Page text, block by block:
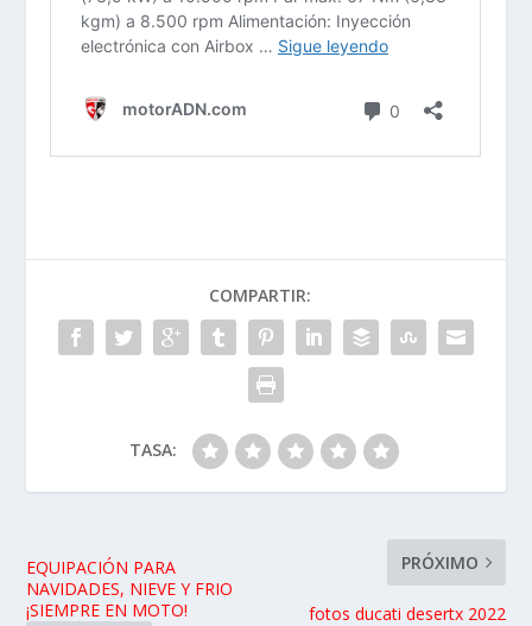
COMPARTIR:
TASA:
EQUIPACIÓN PARA
NAVIDADES, NIEVE Y FRIO
¡SIEMPRE EN MOTO!
PRÓXIMO
fotos ducati desertx 2022